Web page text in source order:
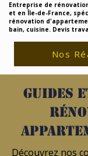
Entreprise de
et en Île-de-France,
rénovation
bain, cuisine. Devis
Nos
Guides
Découvrez nos